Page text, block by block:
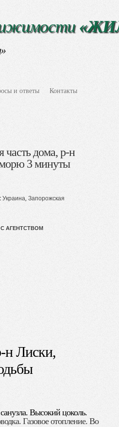
и ответы Контакты
часть дома, р-н
3 минуты
Украина, Запорожская
АГЕНТСТВОМ
н Лиски,
Высокий цоколь.
Газовое отопление. Во